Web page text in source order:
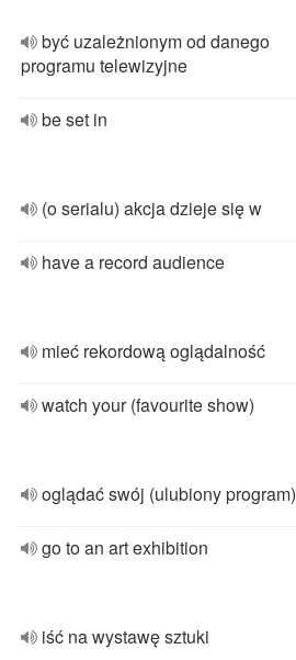
być uzależnionym od danego
programu telewizyjne
be set in
(o serialu) akcja dzieje się w
have a record audience
mieć rekordową oglądalność
watch your (favourite show)
oglądać swój (ulubiony program)
go to an art exhibition
iść na wystawę sztuki